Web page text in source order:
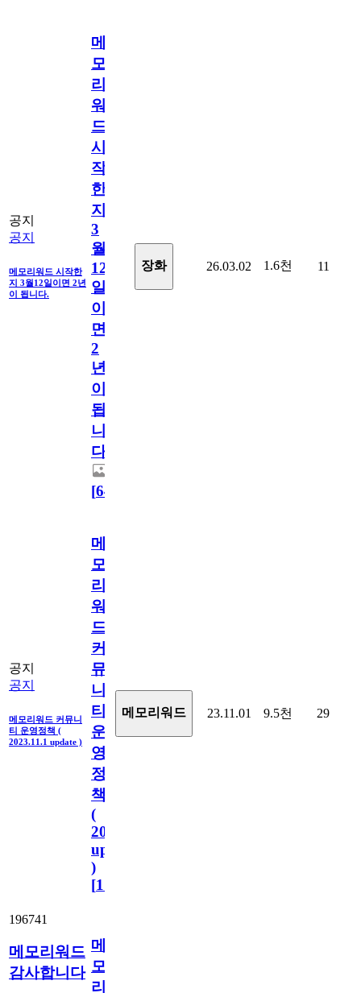
공지
공지
메모리워드 시작한
지 3월12일이면 2년
이 됩니다.
메
모
리
워
드
시
작
한
지
3
월
12
일
이
면
2
년
이
됩
니
다.
[64
장화 26.03.02 1.6천 11
공지
공지
메모리워드 커뮤니
티 운영정책 (
2023.11.1 update )
메
모
리
워
드
커
뮤
니
티
운
영
정
책
(
2023.11.1
update
)
[110
메모리워드 23.11.01 9.5천 29
196741
메모리워드
감사합니다
메
모
리